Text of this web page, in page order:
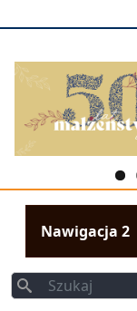
Nawigacja 2
Szukaj
Szukaj